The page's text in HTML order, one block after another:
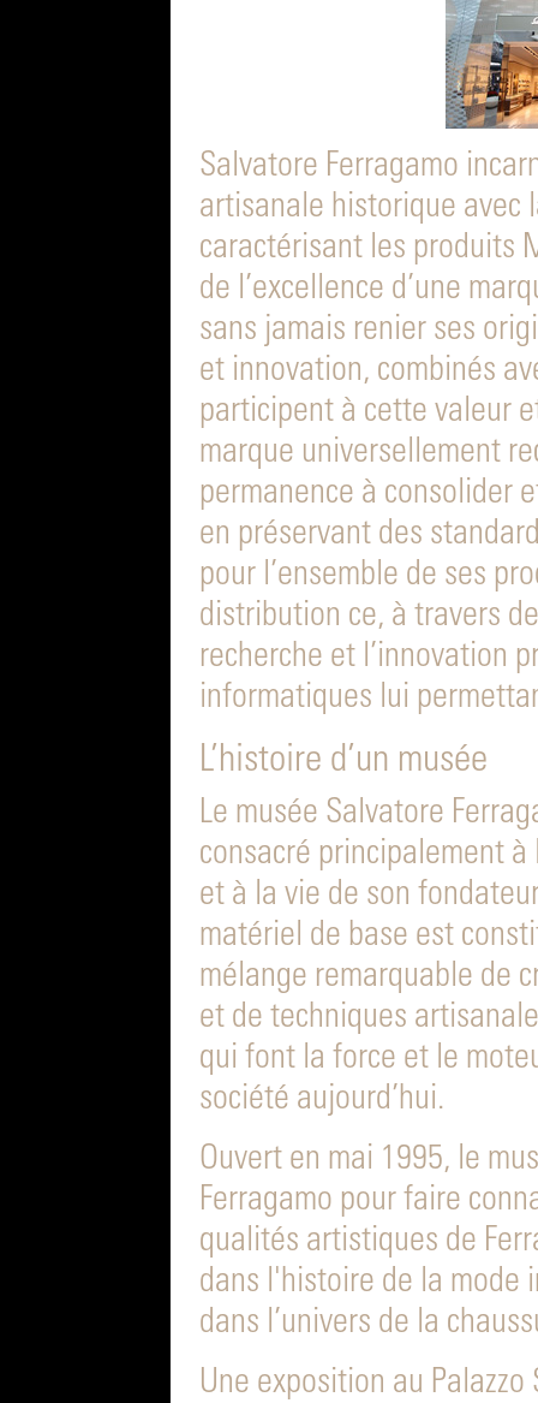
Salvatore Ferragamo
artisanale historique
caractérisant les produits
de l’excellence d’une
sans jamais renier ses
et innovation, combinés
participent à cette valeur
marque universellement
permanence à consolider
en préservant des
pour l’ensemble de ses
distribution ce, à travers
recherche et l’innovation
informatiques lui
L’histoire d’un musée
Le musée Salvatore
consacré principalement à
et à la vie de son
matériel de base est
mélange remarquable de
et de techniques
qui font la force et le
société aujourd’hui.
Ouvert en mai 1995, le
Ferragamo pour faire
qualités artistiques de
dans l'histoire de la mode
dans l’univers de la
Une exposition au